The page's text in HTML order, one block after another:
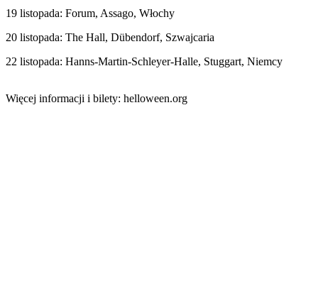
19 listopada: Forum, Assago, Włochy
20 listopada: The Hall, Dübendorf, Szwajcaria
22 listopada: Hanns-Martin-Schleyer-Halle, Stuggart, Niemcy
Więcej informacji i bilety: helloween.org